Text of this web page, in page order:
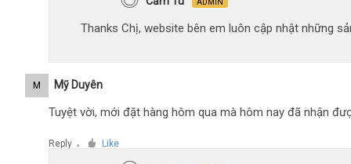
ADMIN
Thanks Chị, website bên em luôn cập nhật những
M Mỹ Duyên
Tuyệt vời, mới đặt hàng hôm qua mà hôm nay đã nhận
Reply ● Like